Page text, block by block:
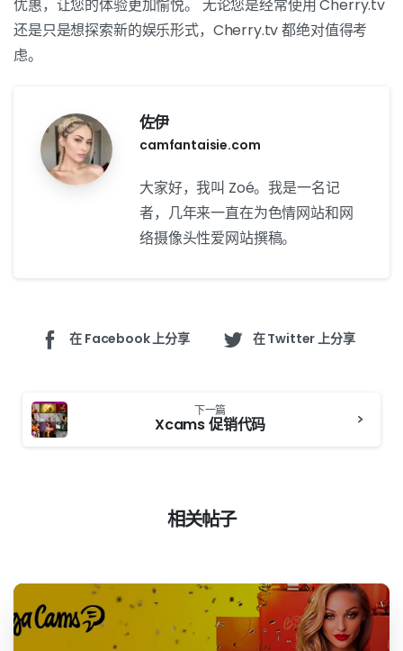
优惠，让您的体验更加愉悦。 无论您是经常使用 Cherry.tv
还是只是想探索新的娱乐形式，Cherry.tv 都绝对值得考
虑。
佐伊
camfantaisie.com
大家好，我叫 Zoé。我是一名记
者，几年来一直在为色情网站和网
络摄像头性爱网站撰稿。
在 Facebook 上分享 在 Twitter 上分享
继
续
下一篇
Xcams 促销代码
相关帖子